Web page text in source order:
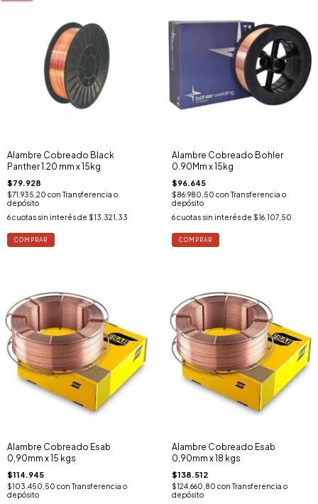
Alambre Cobreado Black
Panther 1.20 mm x 15kg
$79.928
$71.935,20 con Transferencia o
depósito
6cuotas sin interés de $13.321,33
Alambre Cobreado Bohler
0.90Mm x 15kg
$96.645
$86.980,50 con Transferencia o
depósito
6 cuotas sin interés de $16.107,50
Alambre Cobreado Esab
0,90mm x 15 kgs
$114.945
$103.450,50 con Transferencia o
depósito
Alambre Cobreado Esab
0,90mm x 18 kgs
$138.512
$124.660,80 con Transferencia o
depósito